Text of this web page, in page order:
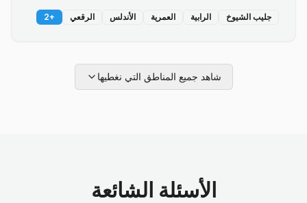
جليب الشيوخ الرابية العمرية الأندلس الرقعي +
2
شاهد جميع المناطق التي نغطيها
الأسئلة الشائعة